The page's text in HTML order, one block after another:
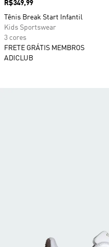
Preço
R$349,99
Tênis Break Start Infantil
Kids Sportswear
3 cores
FRETE GRÁTIS MEMBROS
ADICLUB